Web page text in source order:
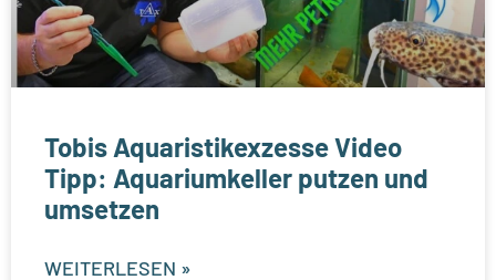
Tobis Aquaristikexzesse Video
Tipp: Aquariumkeller putzen und
umsetzen
WEITERLESEN »